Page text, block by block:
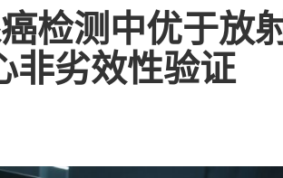
检测中优于放
非劣效性验证